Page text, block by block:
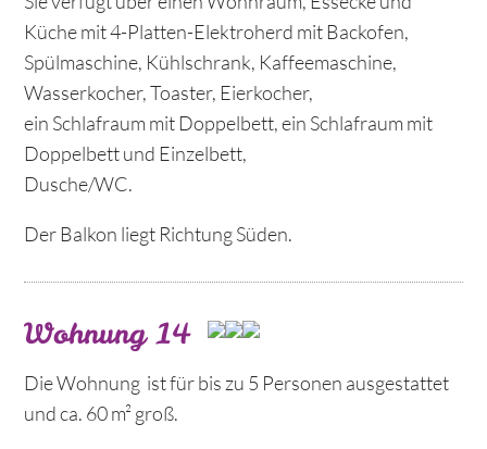
Küche mit 4-Platten-Elektroherd mit Backofen,
Spülmaschine, Kühlschrank, Kaffeemaschine,
Wasserkocher, Toaster, Eierkocher,
ein Schlafraum mit Doppelbett, ein Schlafraum mit
Doppelbett und Einzelbett,
Dusche/WC.
Der Balkon liegt Richtung Süden.
Wohnung 14
Die Wohnung ist für bis zu 5 Personen ausgestattet
und ca. 60 m² groß.